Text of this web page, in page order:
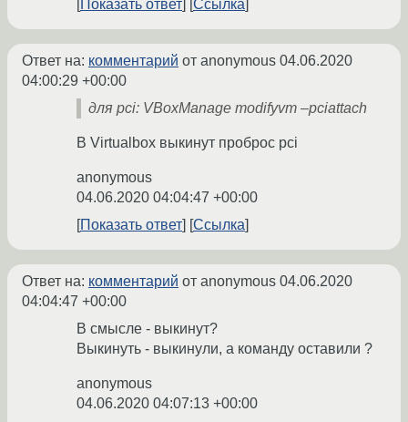
Показать ответ Ссылка
Ответ на: комментарий от anonymous 04.06.2020
04:00:29 +00:00
для pci: VBoxManage modifyvm –pciattach
В Virtualbox выкинут проброс pci
anonymous
04.06.2020 04:04:47 +00:00
Показать ответ
Ссылка
Ответ на: комментарий от anonymous 04.06.2020
04:04:47 +00:00
В смысле - выкинут?
Выкинуть - выкинули, а команду оставили ?
anonymous
04.06.2020 04:07:13 +00:00